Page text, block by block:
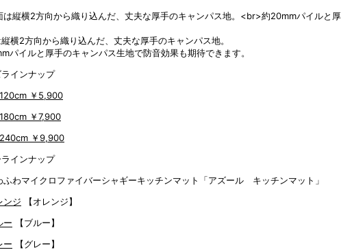
横2方向から織り込んだ、丈夫な厚手のキャンパス地。
パイルと厚手のキャンパス生地で防音効果も期待できます。
インナップ
￥5,900
￥7,900
￥9,900
インナップ
【オレンジ】
【ブルー】
【グレー】